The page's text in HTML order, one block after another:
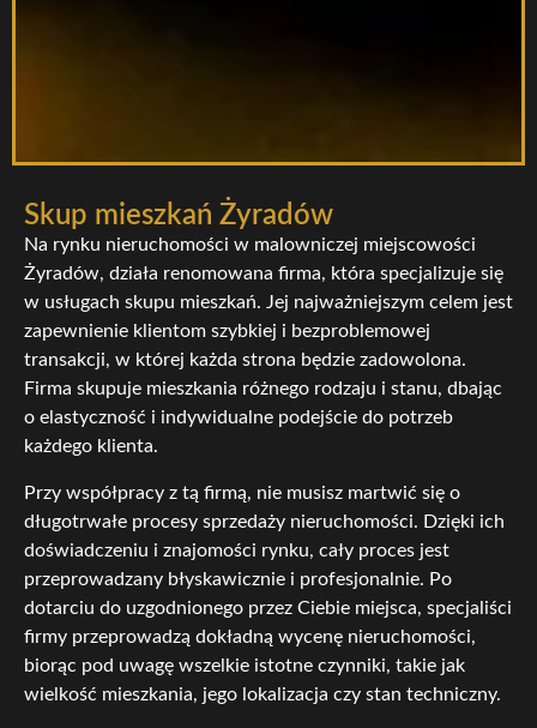
Skup mieszkań Żyradów
Na rynku nieruchomości w malowniczej miejscowości
Żyradów, działa renomowana firma, która specjalizuje się
w usługach skupu mieszkań. Jej najważniejszym celem jest
zapewnienie klientom szybkiej i bezproblemowej
transakcji, w której każda strona będzie zadowolona.
Firma skupuje mieszkania różnego rodzaju i stanu, dbając
o elastyczność i indywidualne podejście do potrzeb
każdego klienta.
Przy współpracy z tą firmą, nie musisz martwić się o
długotrwałe procesy sprzedaży nieruchomości. Dzięki ich
doświadczeniu i znajomości rynku, cały proces jest
przeprowadzany błyskawicznie i profesjonalnie. Po
dotarciu do uzgodnionego przez Ciebie miejsca, specjaliści
firmy przeprowadzą dokładną wycenę nieruchomości,
biorąc pod uwagę wszelkie istotne czynniki, takie jak
wielkość mieszkania, jego lokalizacja czy stan techniczny.